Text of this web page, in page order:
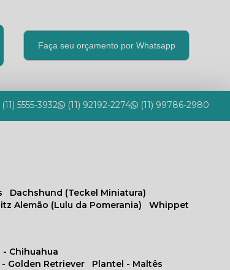
Faça seu orçamento por Whatsapp
(11) 5555-3932 (11) 92192-2274 (11) 99786-2980
- Chihuahua
- Golden Retriever
Plantel - Maltês
Dachshund (Teckel Miniatura)
Alemão (Lulu da Pomerania)
Whippet